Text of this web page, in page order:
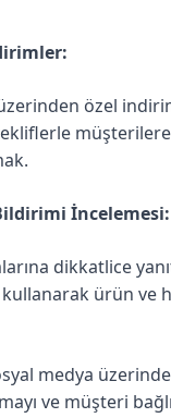
özel
İncelemesi:
dikkatlice
ürün ve
medya
ve müşteri